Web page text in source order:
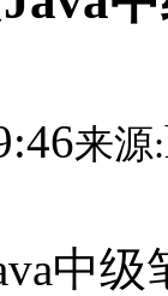
来源:
中